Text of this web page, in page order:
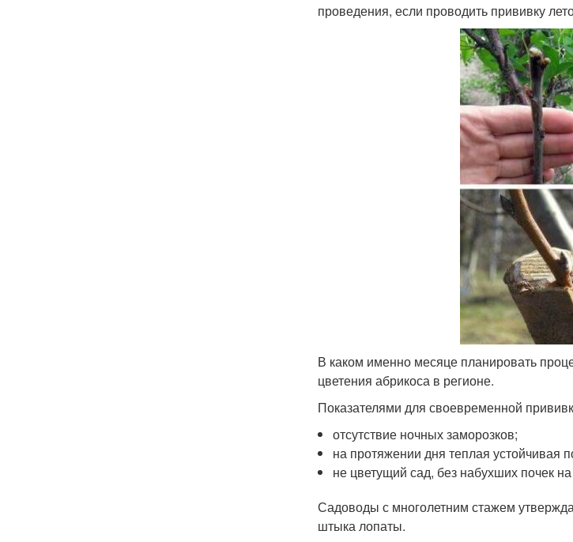
проведения, если проводить прививку
В каком именно месяце планировать
цветения абрикоса в регионе.
Показателями для своевременной
отсутствие ночных заморозков;
на протяжении дня теплая устойчивая
не цветущий сад, без набухших почек
Садоводы с многолетним стажем
штыка лопаты.